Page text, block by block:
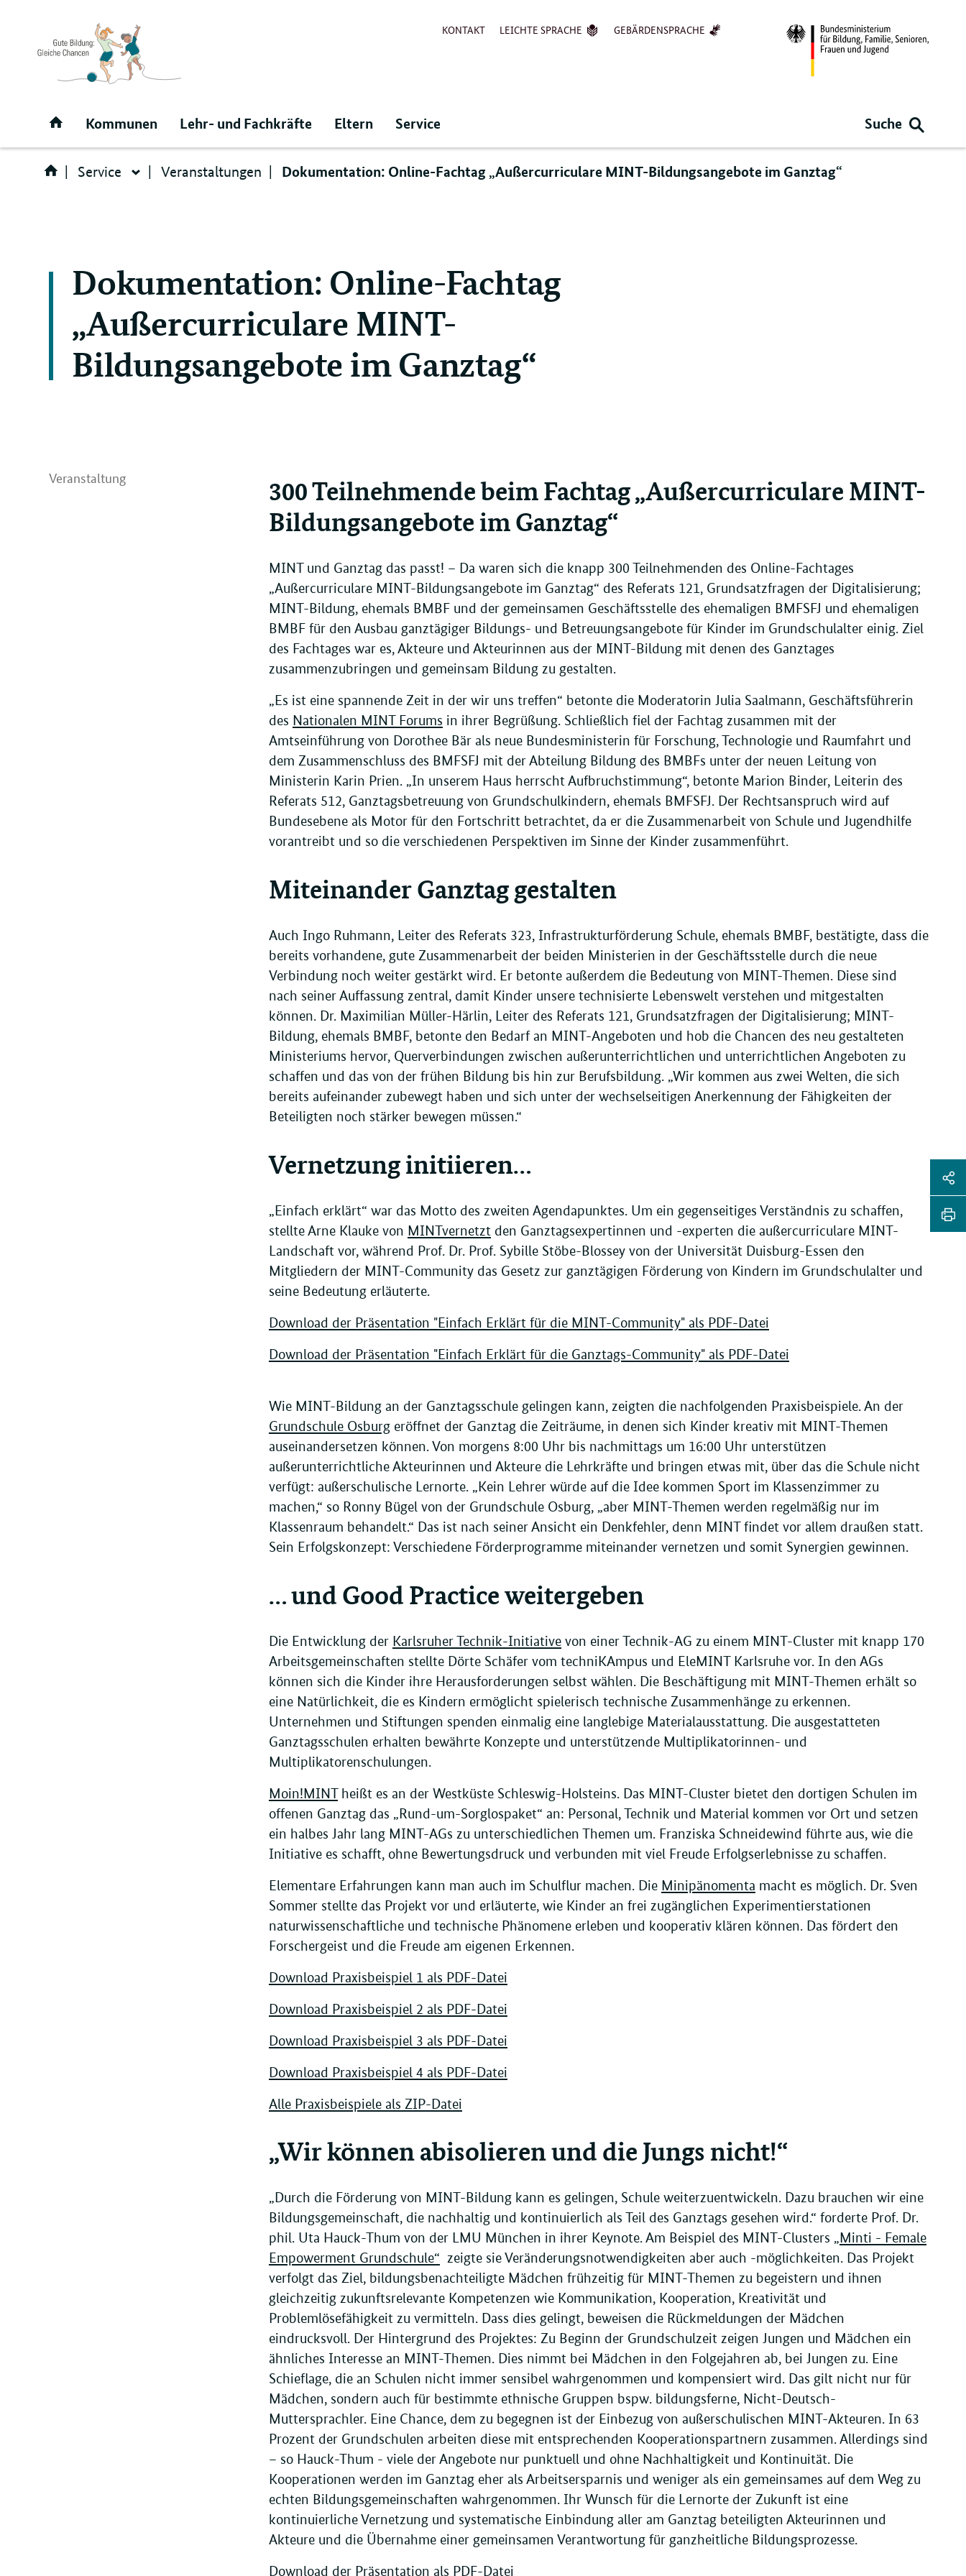
Direktlink:
KONTAKT LEICHTE SPRACHE GEBÄRDENSPRACHE
Startseite
Kommunen Lehr- und Fachkräfte Eltern Service Suche
Service Service
Veranstaltungen Dokumentation: Online-Fachtag „Außercurriculare MINT-Bildungsangebote im Ganztag“
Dokumentation: Online-Fachtag
„Außercurriculare MINT-
Bildungsangebote im Ganztag“
Veranstaltung
300 Teilnehmende beim Fachtag „Außercurriculare MINT-
Bildungsangebote im Ganztag“
MINT und Ganztag das passt! – Da waren sich die knapp 300 Teilnehmenden des Online-Fachtages
„Außercurriculare MINT-Bildungsangebote im Ganztag“ des Referats 121, Grundsatzfragen der Digitalisierung;
MINT-Bildung, ehemals BMBF und der gemeinsamen Geschäftsstelle des ehemaligen BMFSFJ und ehemaligen
BMBF für den Ausbau ganztägiger Bildungs- und Betreuungsangebote für Kinder im Grundschulalter einig. Ziel
des Fachtages war es, Akteure und Akteurinnen aus der MINT-Bildung mit denen des Ganztages
zusammenzubringen und gemeinsam Bildung zu gestalten.
„Es ist eine spannende Zeit in der wir uns treffen“ betonte die Moderatorin Julia Saalmann, Geschäftsführerin
des Nationalen MINT Forums in ihrer Begrüßung. Schließlich fiel der Fachtag zusammen mit der
Amtseinführung von Dorothee Bär als neue Bundesministerin für Forschung, Technologie und Raumfahrt und
dem Zusammenschluss des BMFSFJ mit der Abteilung Bildung des BMBFs unter der neuen Leitung von
Ministerin Karin Prien. „In unserem Haus herrscht Aufbruchstimmung“, betonte Marion Binder, Leiterin des
Referats 512, Ganztagsbetreuung von Grundschulkindern, ehemals BMFSFJ. Der Rechtsanspruch wird auf
Bundesebene als Motor für den Fortschritt betrachtet, da er die Zusammenarbeit von Schule und Jugendhilfe
vorantreibt und so die verschiedenen Perspektiven im Sinne der Kinder zusammenführt.
Miteinander Ganztag gestalten
Auch Ingo Ruhmann, Leiter des Referats 323, Infrastrukturförderung Schule, ehemals BMBF, bestätigte, dass die
bereits vorhandene, gute Zusammenarbeit der beiden Ministerien in der Geschäftsstelle durch die neue
Verbindung noch weiter gestärkt wird. Er betonte außerdem die Bedeutung von MINT-Themen. Diese sind
nach seiner Auffassung zentral, damit Kinder unsere technisierte Lebenswelt verstehen und mitgestalten
können. Dr. Maximilian Müller-Härlin, Leiter des Referats 121, Grundsatzfragen der Digitalisierung; MINT-
Bildung, ehemals BMBF, betonte den Bedarf an MINT-Angeboten und hob die Chancen des neu gestalteten
Ministeriums hervor, Querverbindungen zwischen außerunterrichtlichen und unterrichtlichen Angeboten zu
schaffen und das von der frühen Bildung bis hin zur Berufsbildung. „Wir kommen aus zwei Welten, die sich
bereits aufeinander zubewegt haben und sich unter der wechselseitigen Anerkennung der Fähigkeiten der
Beteiligten noch stärker bewegen müssen.“
Vernetzung initiieren…
„Einfach erklärt“ war das Motto des zweiten Agendapunktes. Um ein gegenseitiges Verständnis zu schaffen,
stellte Arne Klauke von MINTvernetzt den Ganztagsexpertinnen und -experten die außercurriculare MINT-
Landschaft vor, während Prof. Dr. Prof. Sybille Stöbe-Blossey von der Universität Duisburg-Essen den
Mitgliedern der MINT-Community das Gesetz zur ganztägigen Förderung von Kindern im Grundschulalter und
seine Bedeutung erläuterte.
Download der Präsentation "Einfach Erklärt für die MINT-Community" als PDF-Datei
Download der Präsentation "Einfach Erklärt für die Ganztags-Community" als PDF-Datei
Wie MINT-Bildung an der Ganztagsschule gelingen kann, zeigten die nachfolgenden Praxisbeispiele. An der
Grundschule Osburg eröffnet der Ganztag die Zeiträume, in denen sich Kinder kreativ mit MINT-Themen
auseinandersetzen können. Von morgens 8:00 Uhr bis nachmittags um 16:00 Uhr unterstützen
außerunterrichtliche Akteurinnen und Akteure die Lehrkräfte und bringen etwas mit, über das die Schule nicht
verfügt: außerschulische Lernorte. „Kein Lehrer würde auf die Idee kommen Sport im Klassenzimmer zu
machen,“ so Ronny Bügel von der Grundschule Osburg, „aber MINT-Themen werden regelmäßig nur im
Klassenraum behandelt.“ Das ist nach seiner Ansicht ein Denkfehler, denn MINT findet vor allem draußen statt.
Sein Erfolgskonzept: Verschiedene Förderprogramme miteinander vernetzen und somit Synergien gewinnen.
… und Good Practice weitergeben
Die Entwicklung der Karlsruher Technik-Initiative von einer Technik-AG zu einem MINT-Cluster mit knapp 170
Arbeitsgemeinschaften stellte Dörte Schäfer vom techniKAmpus und EleMINT Karlsruhe vor. In den AGs
können sich die Kinder ihre Herausforderungen selbst wählen. Die Beschäftigung mit MINT-Themen erhält so
eine Natürlichkeit, die es Kindern ermöglicht spielerisch technische Zusammenhänge zu erkennen.
Unternehmen und Stiftungen spenden einmalig eine langlebige Materialausstattung. Die ausgestatteten
Ganztagsschulen erhalten bewährte Konzepte und unterstützende Multiplikatorinnen- und
Multiplikatorenschulungen.
Moin!MINTheißt es an der Westküste Schleswig-Holsteins. Das MINT-Cluster bietet den dortigen Schulen im
offenen Ganztag das „Rund-um-Sorglospaket“ an: Personal, Technik und Material kommen vor Ort und setzen
ein halbes Jahr lang MINT-AGs zu unterschiedlichen Themen um. Franziska Schneidewind führte aus, wie die
Initiative es schafft, ohne Bewertungsdruck und verbunden mit viel Freude Erfolgserlebnisse zu schaffen.
Elementare Erfahrungen kann man auch im Schulflur machen. Die Minipänomenta macht es möglich. Dr. Sven
Sommer stellte das Projekt vor und erläuterte, wie Kinder an frei zugänglichen Experimentierstationen
naturwissenschaftliche und technische Phänomene erleben und kooperativ klären können. Das fördert den
Forschergeist und die Freude am eigenen Erkennen.
Download Praxisbeispiel 1 als PDF-Datei
Download Praxisbeispiel 2 als PDF-Datei
Download Praxisbeispiel 3 als PDF-Datei
Download Praxisbeispiel 4 als PDF-Datei
Alle Praxisbeispiele als ZIP-Datei
„Wir können abisolieren und die Jungs nicht!“
„Durch die Förderung von MINT-Bildung kann es gelingen, Schule weiterzuentwickeln. Dazu brauchen wir eine
Bildungsgemeinschaft, die nachhaltig und kontinuierlich als Teil des Ganztags gesehen wird.“ forderte Prof. Dr.
phil. Uta Hauck-Thum von der LMU München in ihrer Keynote. Am Beispiel des MINT-Clusters „Minti - Female
Empowerment Grundschule“ zeigte sie Veränderungsnotwendigkeiten aber auch -möglichkeiten. Das Projekt
verfolgt das Ziel, bildungsbenachteiligte Mädchen frühzeitig für MINT-Themen zu begeistern und ihnen
gleichzeitig zukunftsrelevante Kompetenzen wie Kommunikation, Kooperation, Kreativität und
Problemlösefähigkeit zu vermitteln. Dass dies gelingt, beweisen die Rückmeldungen der Mädchen
eindrucksvoll. Der Hintergrund des Projektes: Zu Beginn der Grundschulzeit zeigen Jungen und Mädchen ein
ähnliches Interesse an MINT-Themen. Dies nimmt bei Mädchen in den Folgejahren ab, bei Jungen zu. Eine
Schieflage, die an Schulen nicht immer sensibel wahrgenommen und kompensiert wird. Das gilt nicht nur für
Mädchen, sondern auch für bestimmte ethnische Gruppen bspw. bildungsferne, Nicht-Deutsch-
Muttersprachler. Eine Chance, dem zu begegnen ist der Einbezug von außerschulischen MINT-Akteuren. In 63
Prozent der Grundschulen arbeiten diese mit entsprechenden Kooperationspartnern zusammen. Allerdings sind
– so Hauck-Thum - viele der Angebote nur punktuell und ohne Nachhaltigkeit und Kontinuität. Die
Kooperationen werden im Ganztag eher als Arbeitsersparnis und weniger als ein gemeinsames auf dem Weg zu
echten Bildungsgemeinschaften wahrgenommen. Ihr Wunsch für die Lernorte der Zukunft ist eine
kontinuierliche Vernetzung und systematische Einbindung aller am Ganztag beteiligten Akteurinnen und
Akteure und die Übernahme einer gemeinsamen Verantwortung für ganzheitliche Bildungsprozesse.
Download der Präsentation als PDF-Datei